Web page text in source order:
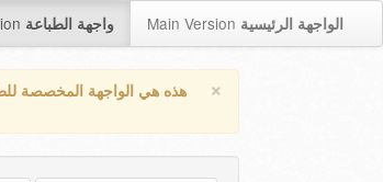
واجهة الطباعة Main Version الواجهة الرئيسية
× هذه هي الواجهة المخصصة